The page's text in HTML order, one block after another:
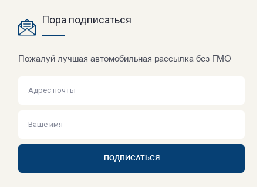
Пора подписаться
Пожалуй лучшая автомобильная рассылка без ГМО
ПОДПИСАТЬСЯ